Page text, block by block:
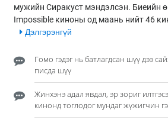
мужийн Сиракуст мэндэлсэн. Биеийн
Impossible киноны од маань нийт 46
Дэлгэрэнгүй
Гомо гэдэг нь батлагдсан шүү дээ
писда шүү
Жинхэнэ адал явдал, эр зориг
кинонд тоглодог мундаг жүжигчин